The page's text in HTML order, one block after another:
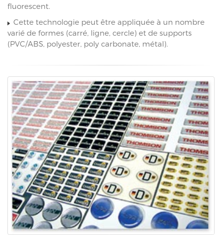
fluorescent.
Cette technologie peut être appliquée à un nombre
varié de formes (carré, ligne, cercle) et de supports
(PVC/ABS, polyester, poly carbonate, métal).